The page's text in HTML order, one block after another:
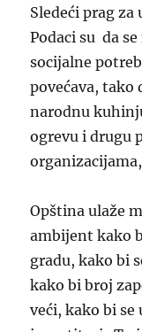
Sledeći prag za
Podaci su da
socijalne
povećava, tako
narodnu
ogrevu i drugu
Opština ulaže
ambijent kako
gradu, kako bi
kako bi broj
veći, kako bi se